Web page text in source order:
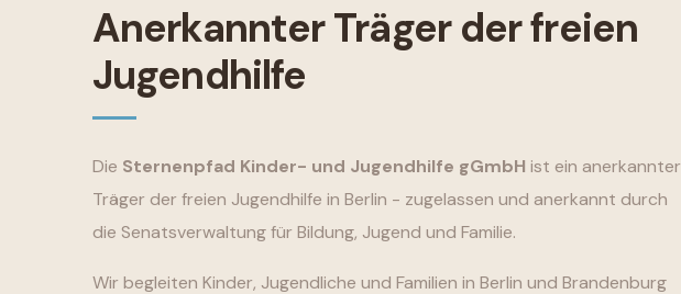
Anerkannter Träger der freien
Jugendhilfe
Die Sternenpfad Kinder- und Jugendhilfe gGmbH ist ein anerkannter
Träger der freien Jugendhilfe in Berlin - zugelassen und anerkannt durch
die Senatsverwaltung für Bildung, Jugend und Familie.
Wir begleiten Kinder, Jugendliche und Familien in Berlin und Brandenburg